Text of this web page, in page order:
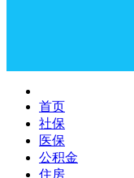
首页
社保
医保
公积金
住房